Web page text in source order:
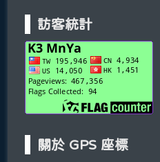
訪客統計
關於 GPS 座標